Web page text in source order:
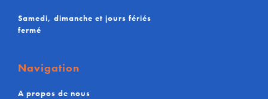
Samedi, dimanche et jours fériés
fermé
Navigation
A propos de nous